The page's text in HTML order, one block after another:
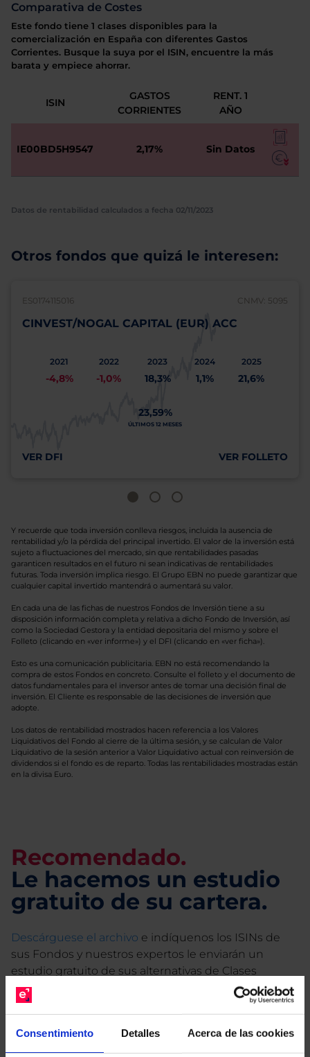
Consentimiento Detalles Acerca de las cookies
Comparativa de Costes
Este fondo tiene 1 clases disponibles para la
comercialización en España con diferentes Gastos
Corrientes. Busque la suya por el ISIN, encuentre la más
barata y empiece ahorrar.
ISIN
GASTOS
CORRIENTES
RENT. 1
AÑO
IE00BD5H9547 2,17% Sin Datos
Datos de rentabilidad calculados a fecha 02/11/2023
Otros fondos que quizá le interesen:
ES0174115016 CNMV: 5095
CINVEST/NOGAL CAPITAL (EUR) ACC
2021
-4,8%
2022
-1,0%
2023
18,3%
2024
1,1%
2025
21,6%
23,59%
ÚLTIMOS 12 MESES
VER DFI VER FOLLETO
Y recuerde que toda inversión conlleva riesgos, incluida la ausencia de
rentabilidad y/o la pérdida del principal invertido. El valor de la inversión está
sujeto a fluctuaciones del mercado, sin que rentabilidades pasadas
garanticen resultados en el futuro ni sean indicativas de rentabilidades
futuras. Toda inversión implica riesgo. El Grupo EBN no puede garantizar que
cualquier capital invertido mantendrá o aumentará su valor.
En cada una de las fichas de nuestros Fondos de Inversión tiene a su
disposición información completa y relativa a dicho Fondo de Inversión, así
como la Sociedad Gestora y la entidad depositaria del mismo y sobre el
Folleto (clicando en «ver informe») y el DFI (clicando en «ver ficha»).
Esto es una comunicación publicitaria. EBN no está recomendando la
compra de estos Fondos en concreto. Consulte el folleto y el documento de
datos fundamentales para el inversor antes de tomar una decisión final de
inversión. El Cliente es responsable de las decisiones de inversión que
adopte.
Los datos de rentabilidad mostrados hacen referencia a los Valores
Liquidativos del Fondo al cierre de la última sesión, y se calculan de Valor
Liquidativo de la sesión anterior a Valor Liquidativo actual con reinversión de
dividendos si el fondo es de reparto. Todas las rentabilidades mostradas están
en la divisa Euro.
Recomendado.
Le hacemos un estudio
gratuito de su cartera.
Descárguese el archivo e indíquenos los ISINs de
sus Fondos y nuestros expertos le enviarán un
estudio gratuito de sus alternativas de Clases
Limpias con las que podrá ahorrar en sus costes.